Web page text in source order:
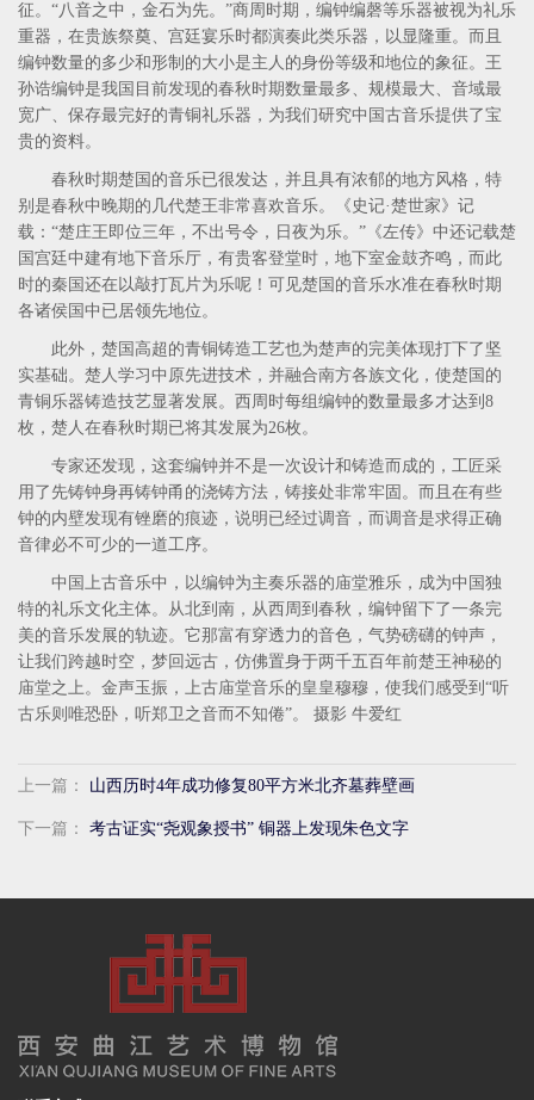
征。“八音之中，金石为先。”商周时期，编钟编磬等乐器被视为礼乐
重器，在贵族祭奠、宫廷宴乐时都演奏此类乐器，以显隆重。而且
编钟数量的多少和形制的大小是主人的身份等级和地位的象征。王
孙诰编钟是我国目前发现的春秋时期数量最多、规模最大、音域最
宽广、保存最完好的青铜礼乐器，为我们研究中国古音乐提供了宝
贵的资料。
春秋时期楚国的音乐已很发达，并且具有浓郁的地方风格，特
别是春秋中晚期的几代楚王非常喜欢音乐。《史记·楚世家》记
载：“楚庄王即位三年，不出号令，日夜为乐。”《左传》中还记载楚
国宫廷中建有地下音乐厅，有贵客登堂时，地下室金鼓齐鸣，而此
时的秦国还在以敲打瓦片为乐呢！可见楚国的音乐水准在春秋时期
各诸侯国中已居领先地位。
此外，楚国高超的青铜铸造工艺也为楚声的完美体现打下了坚
实基础。楚人学习中原先进技术，并融合南方各族文化，使楚国的
青铜乐器铸造技艺显著发展。西周时每组编钟的数量最多才达到8
枚，楚人在春秋时期已将其发展为26枚。
专家还发现，这套编钟并不是一次设计和铸造而成的，工匠采
用了先铸钟身再铸钟甬的浇铸方法，铸接处非常牢固。而且在有些
钟的内壁发现有锉磨的痕迹，说明已经过调音，而调音是求得正确
音律必不可少的一道工序。
中国上古音乐中，以编钟为主奏乐器的庙堂雅乐，成为中国独
特的礼乐文化主体。从北到南，从西周到春秋，编钟留下了一条完
美的音乐发展的轨迹。它那富有穿透力的音色，气势磅礴的钟声，
让我们跨越时空，梦回远古，仿佛置身于两千五百年前楚王神秘的
庙堂之上。金声玉振，上古庙堂音乐的皇皇穆穆，使我们感受到“听
古乐则唯恐卧，听郑卫之音而不知倦”。 摄影 牛爱红
上一篇： 山西历时4年成功修复80平方米北齐墓葬壁画
下一篇： 考古证实“尧观象授书” 铜器上发现朱色文字